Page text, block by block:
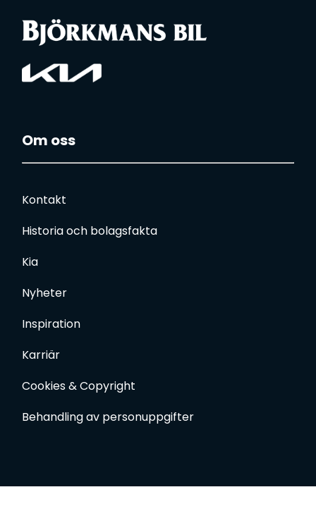
Om oss
Kontakt
Historia och bolagsfakta
Kia
Nyheter
Inspiration
Karriär
Cookies & Copyright
Behandling av personuppgifter